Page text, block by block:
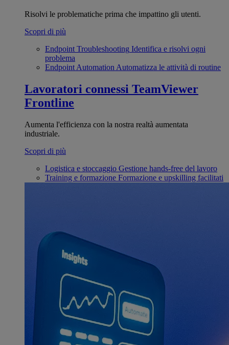
Risolvi le problematiche prima che impattino gli utenti.
Scopri di più
Endpoint Troubleshooting Identifica e risolvi ogni
problema
Endpoint Automation Automatizza le attività di routine
Lavoratori connessi TeamViewer
Frontline
Aumenta l'efficienza con la nostra realtà aumentata
industriale.
Scopri di più
Logistica e stoccaggio Gestione hands-free del lavoro
Training e formazione Formazione e upskilling facilitati